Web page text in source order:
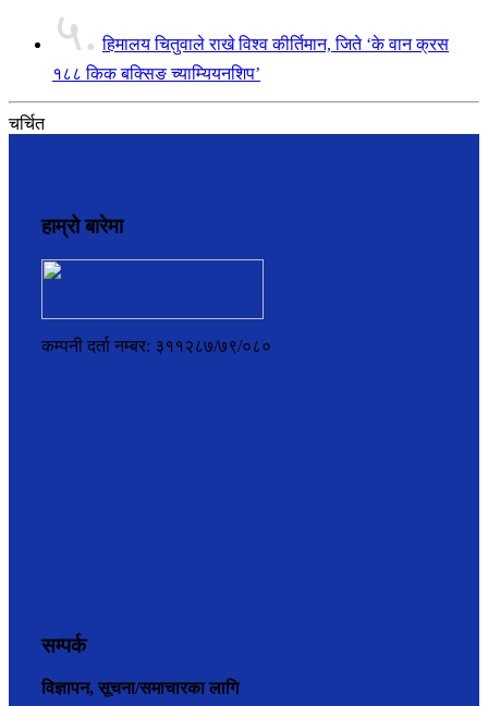
५. हिमालय चितुवाले राखे विश्व कीर्तिमान, जिते ‘के वान क्रस
१८८ किक बक्सिङ च्याम्यियनशिप’
चर्चित
हाम्रो बारेमा
कम्पनी दर्ता नम्बर: ३११२८७/७९/०८०
सम्पर्क
विज्ञापन, सूचना/समाचारका लागि